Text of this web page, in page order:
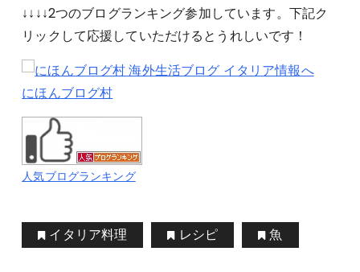
↓↓↓↓2つのブログランキング参加しています。下記ク
リックして応援していただけるとうれしいです！
にほんブログ村
人気ブログランキング
イタリア料理 レシピ 魚